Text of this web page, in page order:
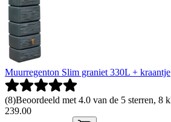
Muurregenton Slim graniet 330L + kraantje
(8)Beoordeeld met 4.0 van de 5 sterren, 8
239.00